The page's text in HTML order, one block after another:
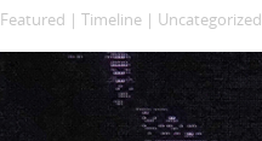
Featured | Timeline | Uncategorized